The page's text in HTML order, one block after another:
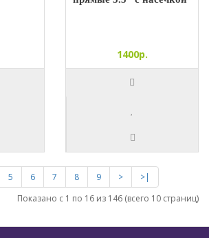
1400р.
5 6 7 8 9 >
>|
Показано с 1 по 16 из 146 (всего 10 страниц)